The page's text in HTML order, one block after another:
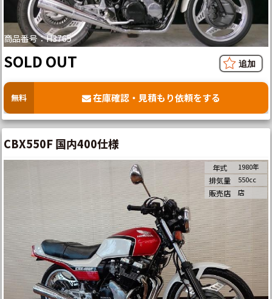
商品番号：H3765
SOLD OUT
無料 在庫確認・見積もり依頼をする
CBX550F 国内400仕様
年式 1980年
排気量 550cc
販売店 店